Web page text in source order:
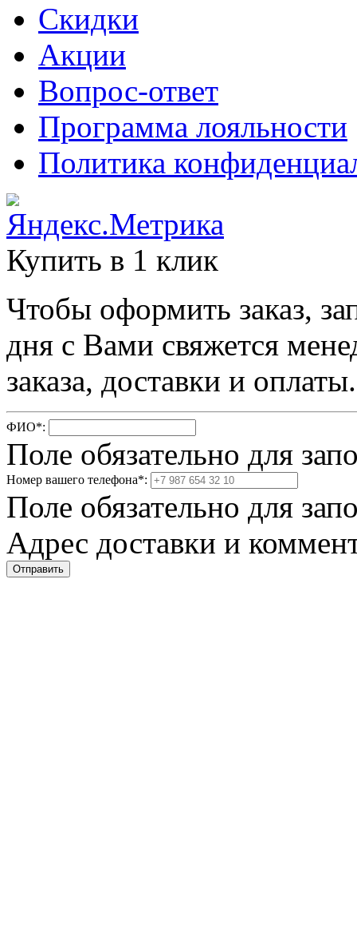
Скидки
Акции
Вопрос-ответ
Программа лояльности
Политика
Купить в 1 клик
Чтобы оформить заказ,
дня с Вами свяжется
заказа, доставки и оплаты.
ФИО*:
Поле обязательно для
Номер вашего телефона*:
Поле обязательно для
Адрес доставки и